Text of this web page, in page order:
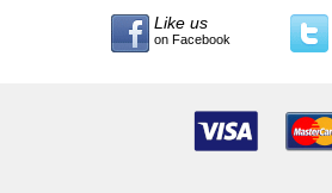
Like us
on Facebook